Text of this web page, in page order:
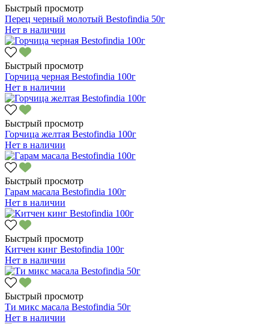
Быстрый просмотр
Перец черный молотый Bestofindia 50г
Нет в наличии
Быстрый просмотр
Горчица черная Bestofindia 100г
Нет в наличии
Быстрый просмотр
Горчица желтая Bestofindia 100г
Нет в наличии
Быстрый просмотр
Гарам масала Bestofindia 100г
Нет в наличии
Быстрый просмотр
Китчен кинг Bestofindia 100г
Нет в наличии
Быстрый просмотр
Ти микс масала Bestofindia 50г
Нет в наличии